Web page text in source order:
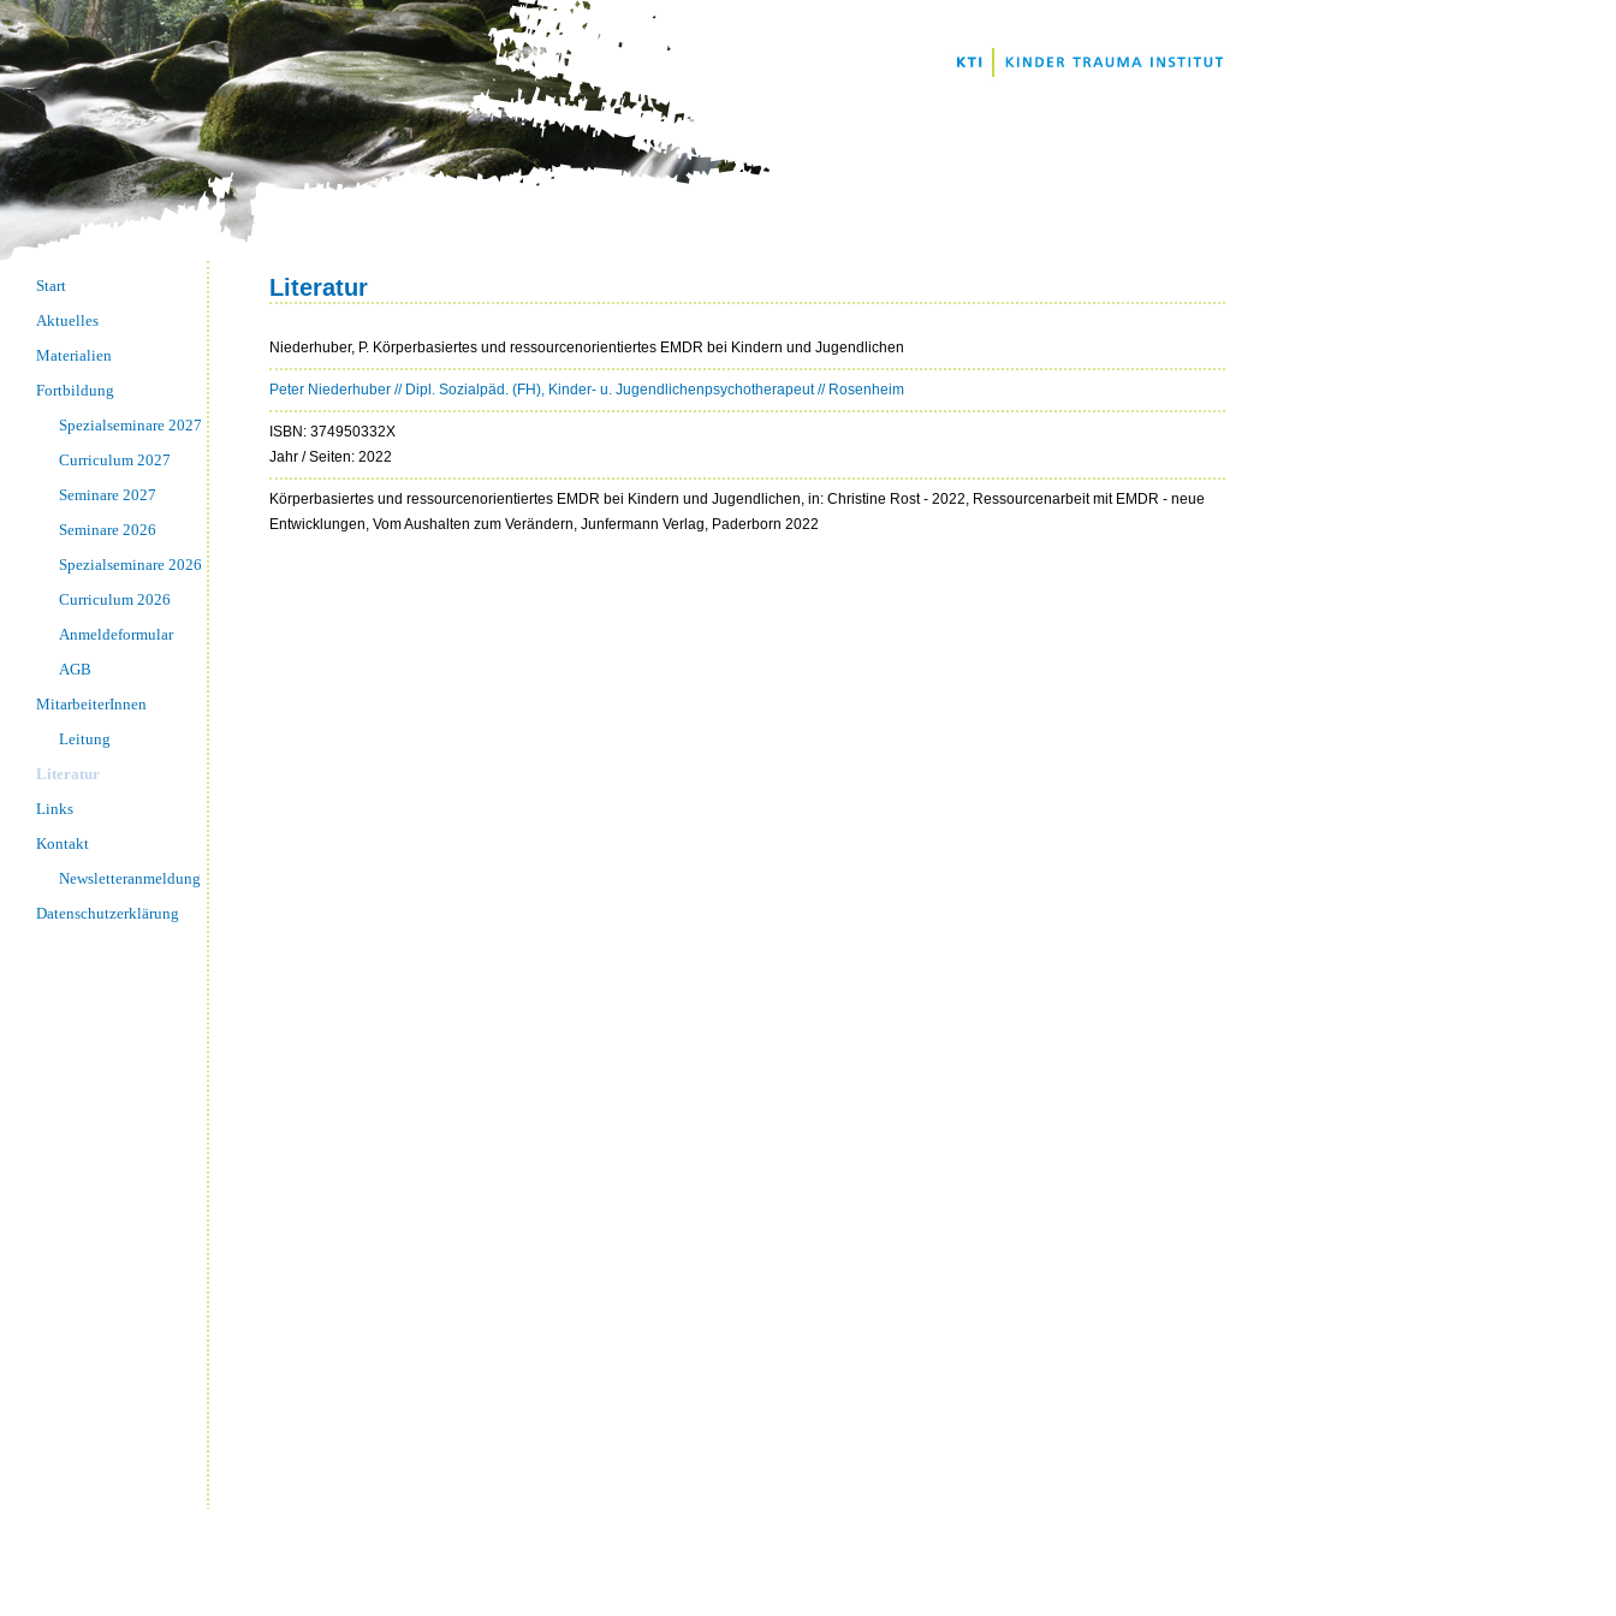
Literatur
Niederhuber, P. Körperbasiertes und ressourcenorientiertes EMDR bei Kindern und Jugendlichen
Peter Niederhuber // Dipl. Sozialpäd. (FH), Kinder- u. Jugendlichenpsychotherapeut // Rosenheim
ISBN: 374950332X
Jahr / Seiten: 2022
Körperbasiertes und ressourcenorientiertes EMDR bei Kindern und Jugendlichen, in: Christine Rost - 2022, Ressourcenarbeit mit EMDR - neue
Entwicklungen, Vom Aushalten zum Verändern, Junfermann Verlag, Paderborn 2022
Start
Aktuelles
Materialien
Fortbildung
Spezialseminare 2027
Curriculum 2027
Seminare 2027
Seminare 2026
Spezialseminare 2026
Curriculum 2026
Anmeldeformular
AGB
MitarbeiterInnen
Leitung
Literatur
Links
Kontakt
Newsletteranmeldung
Datenschutzerklärung